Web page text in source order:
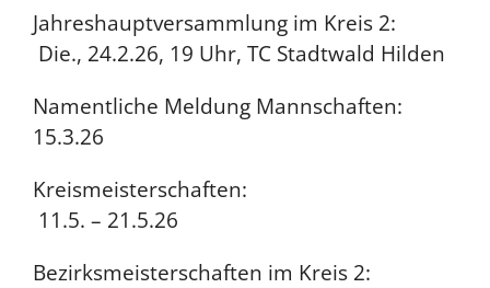
Jahreshauptversammlung im Kreis 2:
Die., 24.2.26, 19 Uhr, TC Stadtwald Hilden
Namentliche Meldung Mannschaften:
15.3.26
Kreismeisterschaften:
11.5. – 21.5.26
Bezirksmeisterschaften im Kreis 2: